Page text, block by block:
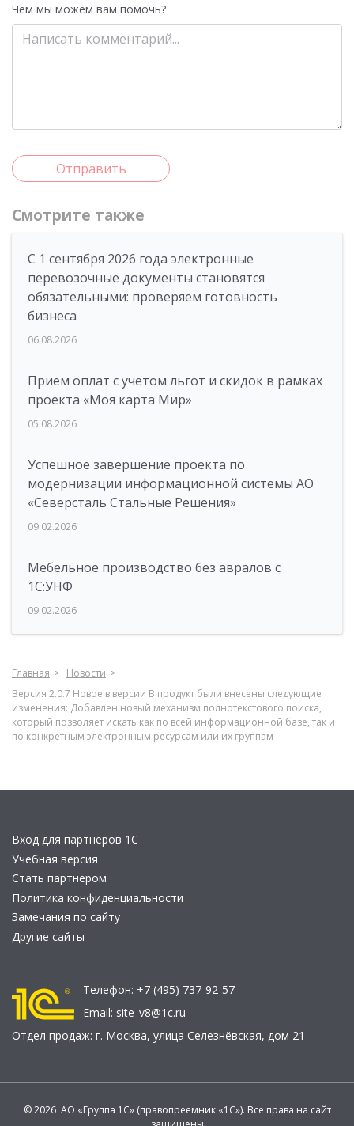
Чем мы можем вам помочь?
Отправить
Смотрите также
С 1 сентября 2026 года электронные
перевозочные документы становятся
обязательными: проверяем готовность
бизнеса
06.08.2026
Прием оплат с учетом льгот и скидок в рамках
проекта «Моя карта Мир»
05.08.2026
Успешное завершение проекта по
модернизации информационной системы АО
«Северсталь Стальные Решения»
09.02.2026
Мебельное производство без авралов с
1С:УНФ
09.02.2026
Главная
Новости
Версия 2.0.7 Новое в версии В продукт были внесены следующие
изменения: Добавлен новый механизм полнотекстового поиска,
который позволяет искать как по всей информационной базе, так и
по конкретным электронным ресурсам или их группам
Вход для партнеров 1С
Учебная версия
Стать партнером
Политика конфиденциальности
Замечания по сайту
Другие сайты
Телефон: +7 (495) 737-92-57
Email: site_v8@1c.ru
Отдел продаж: г. Москва, улица Селезнёвская, дом 21
© 2026 АО «Группа 1С» (правопреемник «1С»). Все права на сайт